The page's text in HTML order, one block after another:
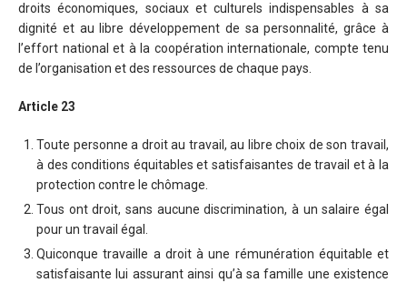
droits économiques, sociaux et culturels indispensables à sa
dignité et au libre développement de sa personnalité, grâce à
l’effort national et à la coopération internationale, compte tenu
de l’organisation et des ressources de chaque pays.
Article 23
Toute personne a droit au travail, au libre choix de son travail,
à des conditions équitables et satisfaisantes de travail et à la
protection contre le chômage.
Tous ont droit, sans aucune discrimination, à un salaire égal
pour un travail égal.
Quiconque travaille a droit à une rémunération équitable et
satisfaisante lui assurant ainsi qu’à sa famille une existence